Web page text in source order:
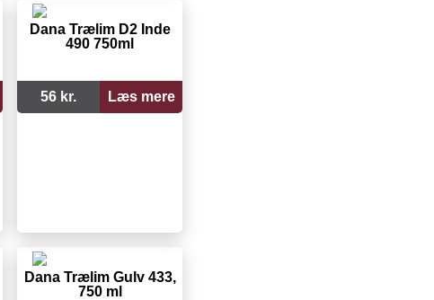
Dana Trælim D2 Inde
490 750ml
56 kr. Læs mere
Dana Trælim Gulv 433,
750 ml